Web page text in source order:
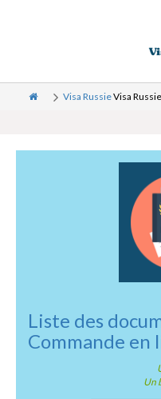
Visa RussieVisa
Liste des
Commande en
Un